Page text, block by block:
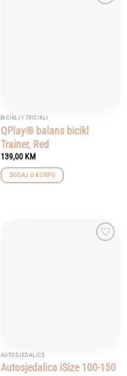
BICIKLI I TRICIKLI
QPlay® balans bicikl
Trainer, Red
139,00 KM
DODAJ U KORPU
AUTOSJEDALICE
Autosjedalica iSize 100-150